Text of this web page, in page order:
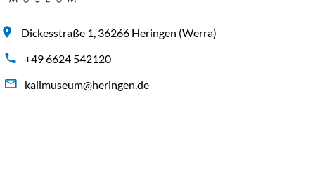
Dickesstraße 1, 36266 Heringen (Werra)
+49 6624 542120
kalimuseum@heringen.de